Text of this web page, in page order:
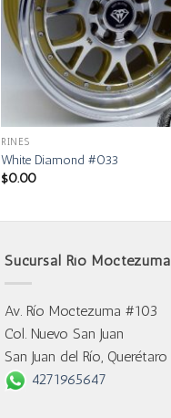
RINES
White Diamond #033
$0.00
Sucursal Río Moctezuma
Av. Río Moctezuma #103
Col. Nuevo San Juan
San Juan del Río, Querétaro
4271965647